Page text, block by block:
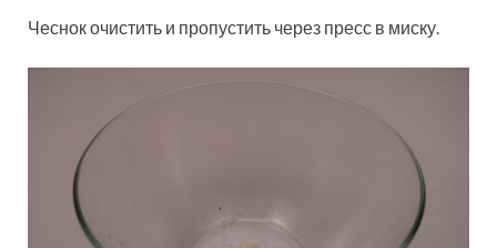
Чеснок очистить и пропустить через пресс в миску.